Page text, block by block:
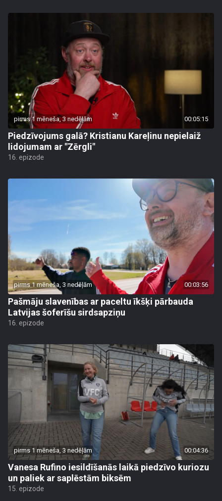
pirms 1 mēneša, 3 nedēļām 00:05:15
Piedzīvojums galā? Kristianu Kareļinu nepielaiž
lidojumam ar "Zērgli"
16. epizode
pirms 1 mēneša, 3 nedēļām 00:03:56
Pašmāju slavenības ar paceltu īkšķi pārbauda
Latvijas šoferīšu sirdsapziņu
16. epizode
pirms 1 mēneša, 3 nedēļām 00:04:36
Vanesa Rufino iesildīšanās laikā piedzīvo kuriozu
un paliek ar saplēstām biksēm
15. epizode